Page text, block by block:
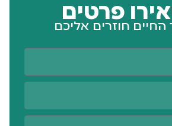
פרטים
החיים חוזרים אליכם